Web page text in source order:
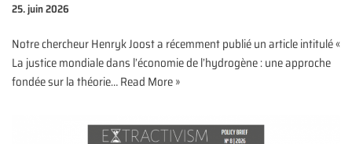
25. juin 2026
Notre chercheur Henryk Joost a récemment publié un article intitulé «
La justice mondiale dans l’économie de l’hydrogène : une approche
fondée sur la théorie…Read More »